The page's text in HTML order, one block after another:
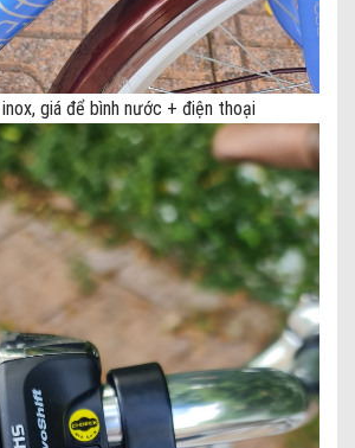
giá để bình nước + điện thoại